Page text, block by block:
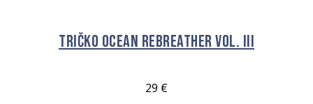
Tričko OCEAN Rebreather vol. III
29 €